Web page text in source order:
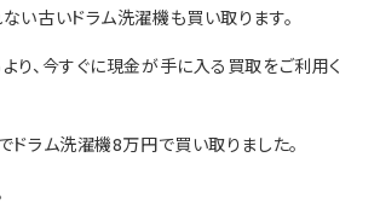
い古いドラム洗濯機も買い取ります。
り、今すぐに現金が手に入る買取をご利用く
ドラム洗濯機8万円で買い取りました。